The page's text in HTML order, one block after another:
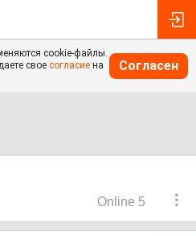
cookie-файлы.
свое согласие на
Согласен
Online 5